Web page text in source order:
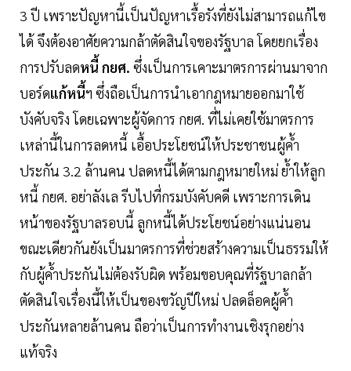
3 ปี เพราะปัญหานี้เป็นปัญหาเรื้อรังที่ยังไม่สามารถแก้ไข
ได้ จึงต้องอาศัยความกล้าตัดสินใจของรัฐบาล โดยยกเรื่อง
การปรับลดหนี้ กยศ. ซึ่งเป็นการเคาะมาตรการผ่านมาจาก
บอร์ดแก้หนี้ฯ ซึ่งถือเป็นการนำเอากฎหมายออกมาใช้
บังคับจริง โดยเฉพาะผู้จัดการ กยศ. ที่ไม่เคยใช้มาตรการ
เหล่านี้ในการลดหนี้ เอื้อประโยชน์ให้ประชาชนผู้ค้ำ
ประกัน 3.2 ล้านคน ปลดหนี้ได้ตามกฎหมายใหม่ ย้ำให้ลูก
หนี้ กยศ. อย่าลังเล รีบไปที่กรมบังคับคดี เพราะการเดิน
หน้าของรัฐบาลรอบนี้ ลูกหนี้ได้ประโยชน์อย่างแน่นอน
ขณะเดียวกันยังเป็นมาตรการที่ช่วยสร้างความเป็นธรรมให้
กับผู้ค้ำประกันไม่ต้องรับผิด พร้อมขอบคุณที่รัฐบาลกล้า
ตัดสินใจเรื่องนี้ให้เป็นของขวัญปีใหม่ ปลดล็อคผู้ค้ำ
ประกันหลายล้านคน ถือว่าเป็นการทำงานเชิงรุกอย่าง
แท้จริง